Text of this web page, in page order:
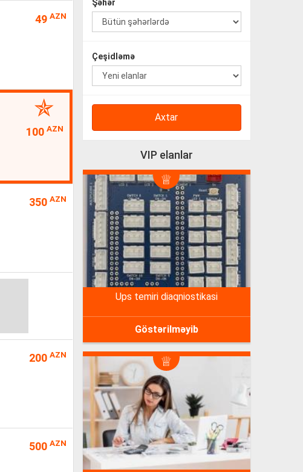
Şəhər
Çeşidləmə
Axtar
VIP elanlar
ups temiri diaqniostikasi
Göstərilməyib
49 AZN
100 AZN
350 AZN
200 AZN
500 AZN